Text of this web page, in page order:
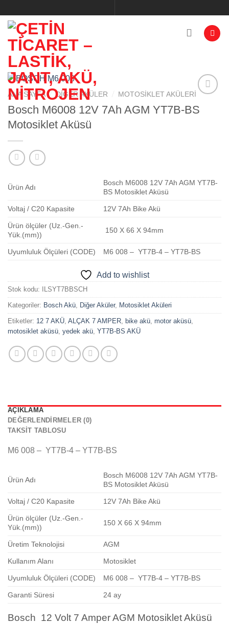
atla
ANA SAYFA / DIĞER AKÜLER MOTOSIKLET AKÜLERI
Bosch M6008 12V 7Ah AGM YT7B-BS
Motosiklet Aküsü
Ürün Adı
Bosch M6008 12V 7Ah AGM YT7B-
BS Motosiklet Aküsü
Voltaj / C20 Kapasite 12V 7Ah Bike Akü
Ürün ölçüler (Uz.-Gen.-
Yük.(mm))
150 X 66 X 94mm
Uyumluluk Ölçüleri (CODE) M6 008 – YT7B-4 – YT7B-BS
Add to wishlist
Stok kodu: ILSYT7BBSCH
Kategoriler: Bosch Akü Diğer Aküler, Motosiklet Aküleri
Etiketler: 12 7 AKÜ ALÇAK 7 AMPER bike akü motor aküsü
motosiklet aküsü yedek akü YT7B-BS AKÜ
AÇIKLAMA
DEĞERLENDIRMELER (0)
TAKSIT TABLOSU
M6 008 – YT7B-4 – YT7B-BS
Ürün Adı
Bosch M6008 12V 7Ah AGM YT7B-
BS Motosiklet Aküsü
Voltaj / C20 Kapasite 12V 7Ah Bike Akü
Ürün ölçüler (Uz.-Gen.-
Yük.(mm))
150 X 66 X 94mm
Üretim Teknolojisi AGM
Kullanım Alanı Motosiklet
Uyumluluk Ölçüleri (CODE) M6 008 – YT7B-4 – YT7B-BS
Garanti Süresi 24 ay
Bosch 12 Volt 7 Amper AGM Motosiklet Aküsü